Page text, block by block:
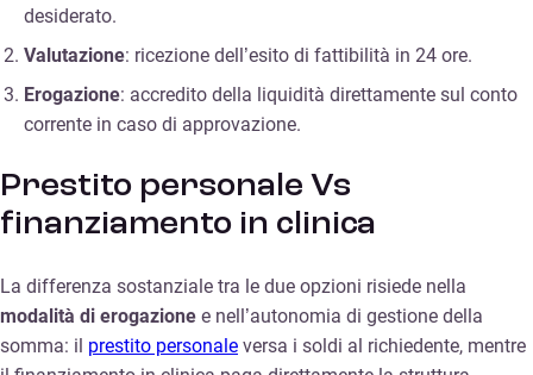
desiderato.
Valutazione: ricezione dell’esito di fattibilità in 24 ore.
Erogazione: accredito della liquidità direttamente sul conto
corrente in caso di approvazione.
Prestito personale Vs
finanziamento in clinica
La differenza sostanziale tra le due opzioni risiede nella
modalità di erogazione e nell’autonomia di gestione della
somma: il prestito personale versa i soldi al richiedente, mentre